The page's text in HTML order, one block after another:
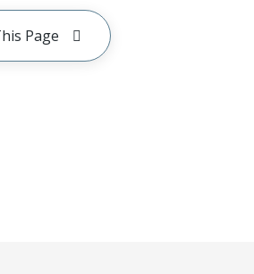
Page